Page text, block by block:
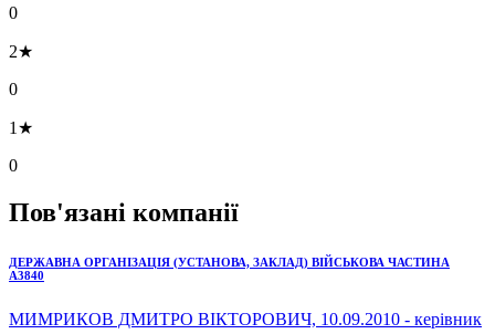
0
2★
0
1★
0
Пов'язані компанії
ДЕРЖАВНА ОРГАНІЗАЦІЯ (УСТАНОВА, ЗАКЛАД) ВІЙСЬКОВА ЧАСТИНА
А3840
МИМРИКОВ ДМИТРО ВІКТОРОВИЧ, 10.09.2010 - керівник